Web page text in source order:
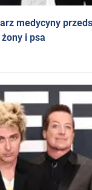
medycyny
i psa